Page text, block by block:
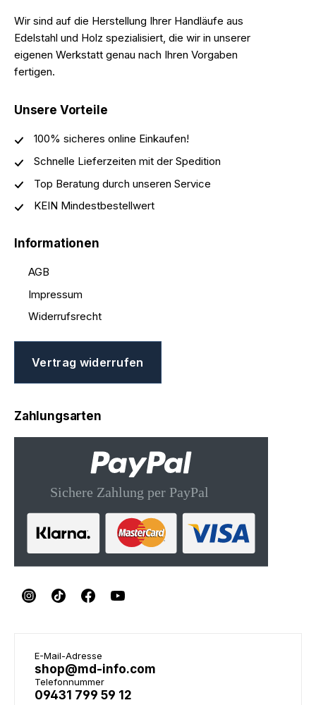
Wir sind auf die Herstellung Ihrer Handläufe aus
Edelstahl und Holz spezialisiert, die wir in unserer
eigenen Werkstatt genau nach Ihren Vorgaben
fertigen.
Unsere Vorteile
100% sicheres online Einkaufen!
Schnelle Lieferzeiten mit der Spedition
Top Beratung durch unseren Service
KEIN Mindestbestellwert
Informationen
AGB
Impressum
Widerrufsrecht
Vertrag widerrufen
Zahlungsarten
E-Mail-Adresse
shop@md-info.com
Telefonnummer
09431 799 59 12